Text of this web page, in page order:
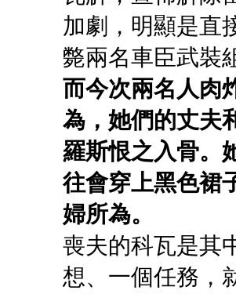
加劇，明顯是直
斃兩名車臣武裝
而今次兩名人肉
為，她們的丈夫
羅斯恨之入骨。
往會穿上黑色裙
婦所為。
喪夫的科瓦是其
想、一個任務，